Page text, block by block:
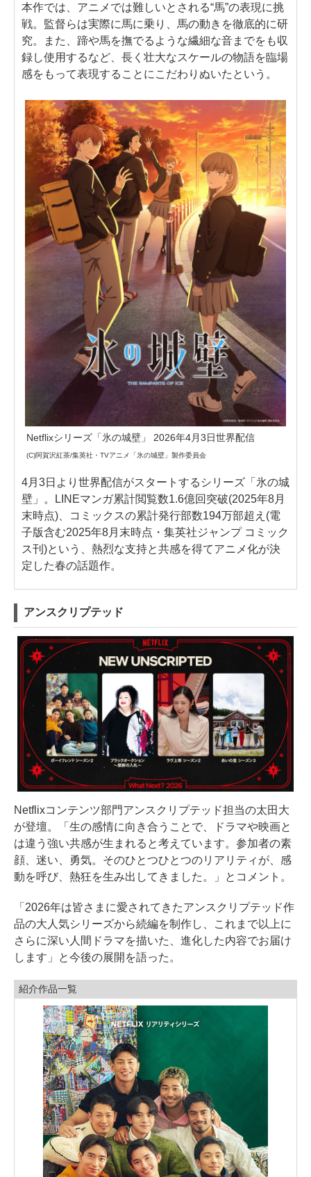
本作では、アニメでは難しいとされる“馬”の表現に挑
戦。監督らは実際に馬に乗り、馬の動きを徹底的に研
究。また、蹄や馬を撫でるような繊細な音までをも収
録し使用するなど、長く壮大なスケールの物語を臨場
感をもって表現することにこだわりぬいたという。
Netflixシリーズ「氷の城壁」 2026年4月3日世界配信
(C)阿賀沢紅茶/集英社・TVアニメ「氷の城壁」製作委員会
4月3日より世界配信がスタートするシリーズ「氷の城
壁」。LINEマンガ累計閲覧数1.6億回突破(2025年8月
末時点)、コミックスの累計発行部数194万部超え(電
子版含む2025年8月末時点・集英社ジャンプ コミック
ス刊)という、熱烈な支持と共感を得てアニメ化が決
定した春の話題作。
アンスクリプテッド
Netflixコンテンツ部門アンスクリプテッド担当の太田大
が登壇。「生の感情に向き合うことで、ドラマや映画と
は違う強い共感が生まれると考えています。参加者の素
顔、迷い、勇気。そのひとつひとつのリアリティが、感
動を呼び、熱狂を生み出してきました。」とコメント。
「2026年は皆さまに愛されてきたアンスクリプテッド作
品の大人気シリーズから続編を制作し、これまで以上に
さらに深い人間ドラマを描いた、進化した内容でお届け
します」と今後の展開を語った。
紹介作品一覧